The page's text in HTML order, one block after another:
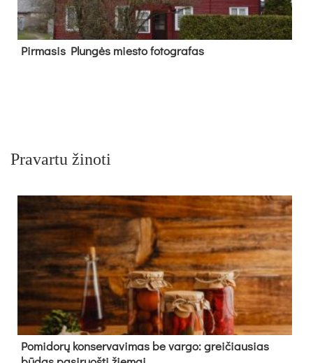
Pir­ma­sis Plun­gės mies­to fo­tog­ra­fas
Pravartu žinoti
Pomidorų konservavimas be vargo: greičiausias